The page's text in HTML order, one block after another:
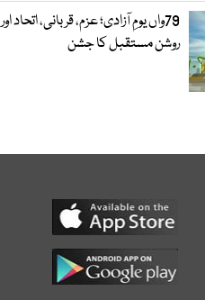
79واں یومِ آزادی؛ عزم، قربانی، اتحاد اور
روشن مستقبل کا جشن